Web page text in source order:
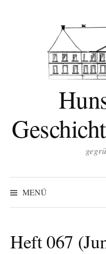
MENÜ
Heft 067